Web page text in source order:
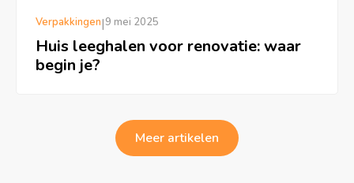
Verpakkingen|9 mei 2025
Huis leeghalen voor renovatie: waar
begin je?
Meer artikelen